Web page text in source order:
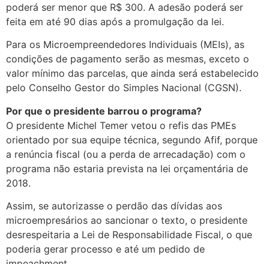
poderá ser menor que R$ 300. A adesão poderá ser
feita em até 90 dias após a promulgação da lei.
Para os Microempreendedores Individuais (MEIs), as
condições de pagamento serão as mesmas, exceto o
valor mínimo das parcelas, que ainda será estabelecido
pelo Conselho Gestor do Simples Nacional (CGSN).
Por que o presidente barrou o programa?
O presidente Michel Temer vetou o refis das PMEs
orientado por sua equipe técnica, segundo Afif, porque
a renúncia fiscal (ou a perda de arrecadação) com o
programa não estaria prevista na lei orçamentária de
2018.
Assim, se autorizasse o perdão das dívidas aos
microempresários ao sancionar o texto, o presidente
desrespeitaria a Lei de Responsabilidade Fiscal, o que
poderia gerar processo e até um pedido de